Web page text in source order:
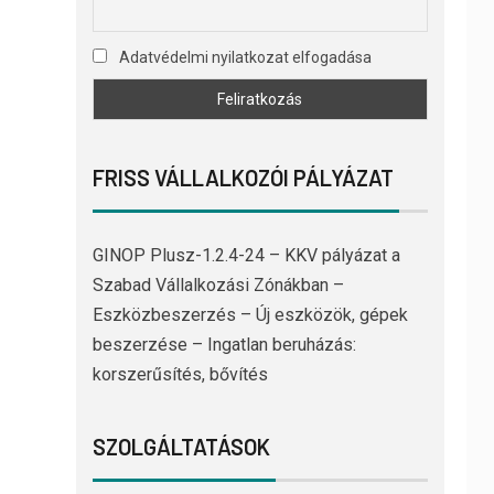
Adatvédelmi nyilatkozat elfogadása
FRISS VÁLLALKOZÓI PÁLYÁZAT
GINOP Plusz-1.2.4-24 – KKV pályázat a
Szabad Vállalkozási Zónákban –
Eszközbeszerzés – Új eszközök, gépek
beszerzése – Ingatlan beruházás:
korszerűsítés, bővítés
SZOLGÁLTATÁSOK